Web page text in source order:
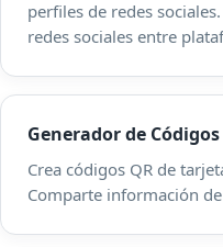
perfiles de redes
redes sociales entre
Generador de
Crea códigos QR de
Comparte información